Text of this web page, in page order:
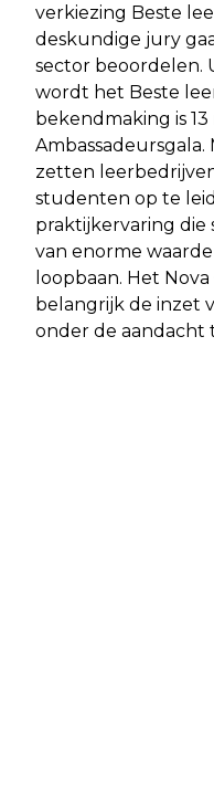
verkiezing Beste
deskundige jury
sector beoordelen.
wordt het Beste
bekendmaking is
zetten
studenten op te
praktijkervaring die
van enorme
loopbaan. Het
belangrijk de inzet
onder de aandacht